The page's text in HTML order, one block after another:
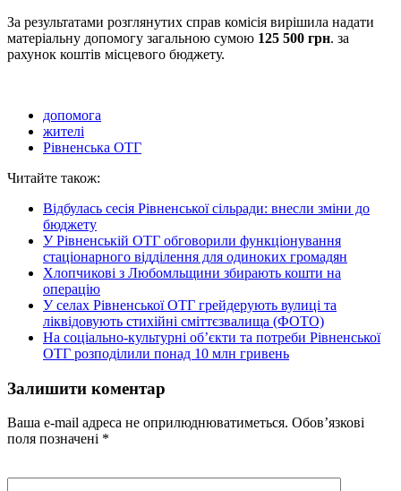
За результатами розглянутих справ комісія вирішила надати
матеріальну допомогу загальною сумою 125 500 грн. за
рахунок коштів місцевого бюджету.
допомога
жителі
Рівненська ОТГ
Читайте також:
Відбулась сесія Рівненської сільради: внесли зміни до
бюджету
У Рівненській ОТГ обговорили функціонування
стаціонарного відділення для одиноких громадян
Хлопчикові з Любомльщини збирають кошти на
операцію
У селах Рівненської ОТГ грейдерують вулиці та
ліквідовують стихійні сміттєзвалища (ФОТО)
На соціально-культурні об’єкти та потреби Рівненської
ОТГ розподілили понад 10 млн гривень
Залишити коментар
Ваша e-mail адреса не оприлюднюватиметься. Обов’язкові
поля позначені *